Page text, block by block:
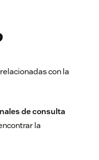
con la
de consulta
la